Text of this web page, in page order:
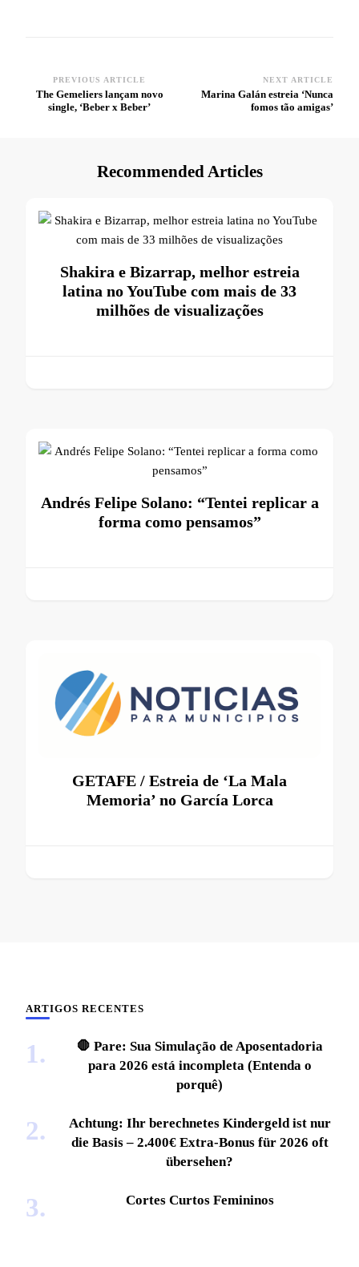
Post
Navigation
PREVIOUS ARTICLE
The Gemeliers lançam novo
single, ‘Beber x Beber’
NEXT ARTICLE
Marina Galán estreia ‘Nunca
fomos tão amigas’
Recommended Articles
Shakira e Bizarrap, melhor estreia
latina no YouTube com mais de 33
milhões de visualizações
Andrés Felipe Solano: “Tentei replicar a
forma como pensamos”
GETAFE / Estreia de ‘La Mala
Memoria’ no García Lorca
ARTIGOS RECENTES
🛑 Pare: Sua Simulação de Aposentadoria
para 2026 está incompleta (Entenda o
porquê)
Achtung: Ihr berechnetes Kindergeld ist nur
die Basis – 2.400€ Extra-Bonus für 2026 oft
übersehen?
Cortes Curtos Femininos